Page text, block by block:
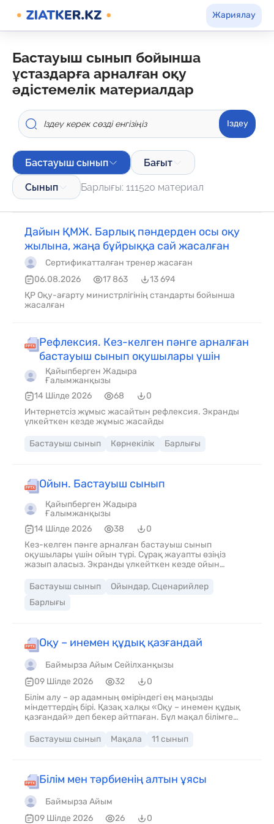
Жариялау
бастауыш сынып бойынша
ұстаздарға арналған оқу
әдістемелік материалдар
Іздеу
Бастауыш сынып Бағыт
Сынып Барлығы: 111520 материал
Дайын ҚМЖ. Барлық пәндерден осы оқу
жылына, жаңа бұйрыққа сай жасалған
Сертификатталған тренер жасаған
06.08.2026
17 863
13 694
ҚР Оқу-ағарту министрлігінің стандарты бойынша
жасалған
Рефлексия. Кез-келген пәнге арналған
бастауыш сынып оқушылары үшін
Қайыпберген Жадыра
Ғалымжанқызы
14 Шілде 2026
68
0
Интернетсіз жұмыс жасайтын рефлексия. Экранды
үлкейткен кезде жұмыс жасайды
Бастауыш сынып Көрнекілік Барлығы
Ойын. Бастауыш сынып
Қайыпберген Жадыра
Ғалымжанқызы
14 Шілде 2026
38
0
Кез-келген пәнге арналған бастауыш сынып
оқушылары үшін ойын түрі. Сұрақ жауапты өзіңіз
жазып аласыз. Экранды үлкейткен кезде ойын
Бастауыш сынып
Ойындар, Сценарийлер
Барлығы
Оқу – инемен құдық қазғандай
Баймырза Айым Сейілханқызы
09 Шілде 2026
32
0
Білім алу – әр адамның өміріндегі ең маңызды
міндеттердің бірі. Қазақ халқы «Оқу – инемен құдық
қазғандай» деп бекер айтпаған. Бұл мақал білімге
қажет екенін білдіреді. Қазіргі таңда білімді адам ғана
өз мақсатына жетіп, қоғамда өз орнын таба алады.
оқу қиын болып көрінуі мүмкін. Бірақ үздіксіз еңбек
еткен адам міндетті түрде жақсы нәтижеге жетеді.
Оқушының басты міндеті – уақытты тиімді пайдалану,
мұғалімнің айтқанын мұқият тыңдау және алған
білімін өмірде қолдана білу. Сонымен қатар, тәртіпті
Бастауыш сынып Мақала 11 сынып
Білім мен тәрбиенің алтын ұясы
Баймырза Айым
09 Шілде 2026
26
0